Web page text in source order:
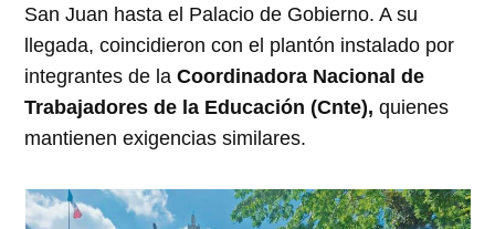
San Juan hasta el Palacio de Gobierno. A su
llegada, coincidieron con el plantón instalado por
integrantes de laCoordinadora Nacional de
Trabajadores de la Educación (Cnte), quienes
mantienen exigencias similares.